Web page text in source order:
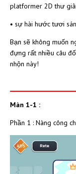
platformer 2D thư
• sự hài hước tươi
Bạn sẽ không muốn
đựng rất nhiều câu
nhộn này!
Màn 1-1 :
Phần 1 : Nàng công